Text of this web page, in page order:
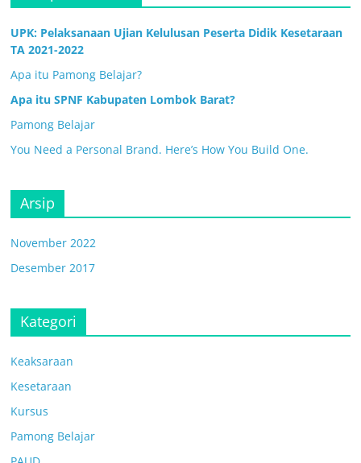
UPK: Pelaksanaan Ujian Kelulusan Peserta Didik Kesetaraan
TA 2021-2022
Apa itu Pamong Belajar?
Apa itu SPNF Kabupaten Lombok Barat?
Pamong Belajar
You Need a Personal Brand. Here’s How You Build One.
Arsip
November 2022
Desember 2017
Kategori
Keaksaraan
Kesetaraan
Kursus
Pamong Belajar